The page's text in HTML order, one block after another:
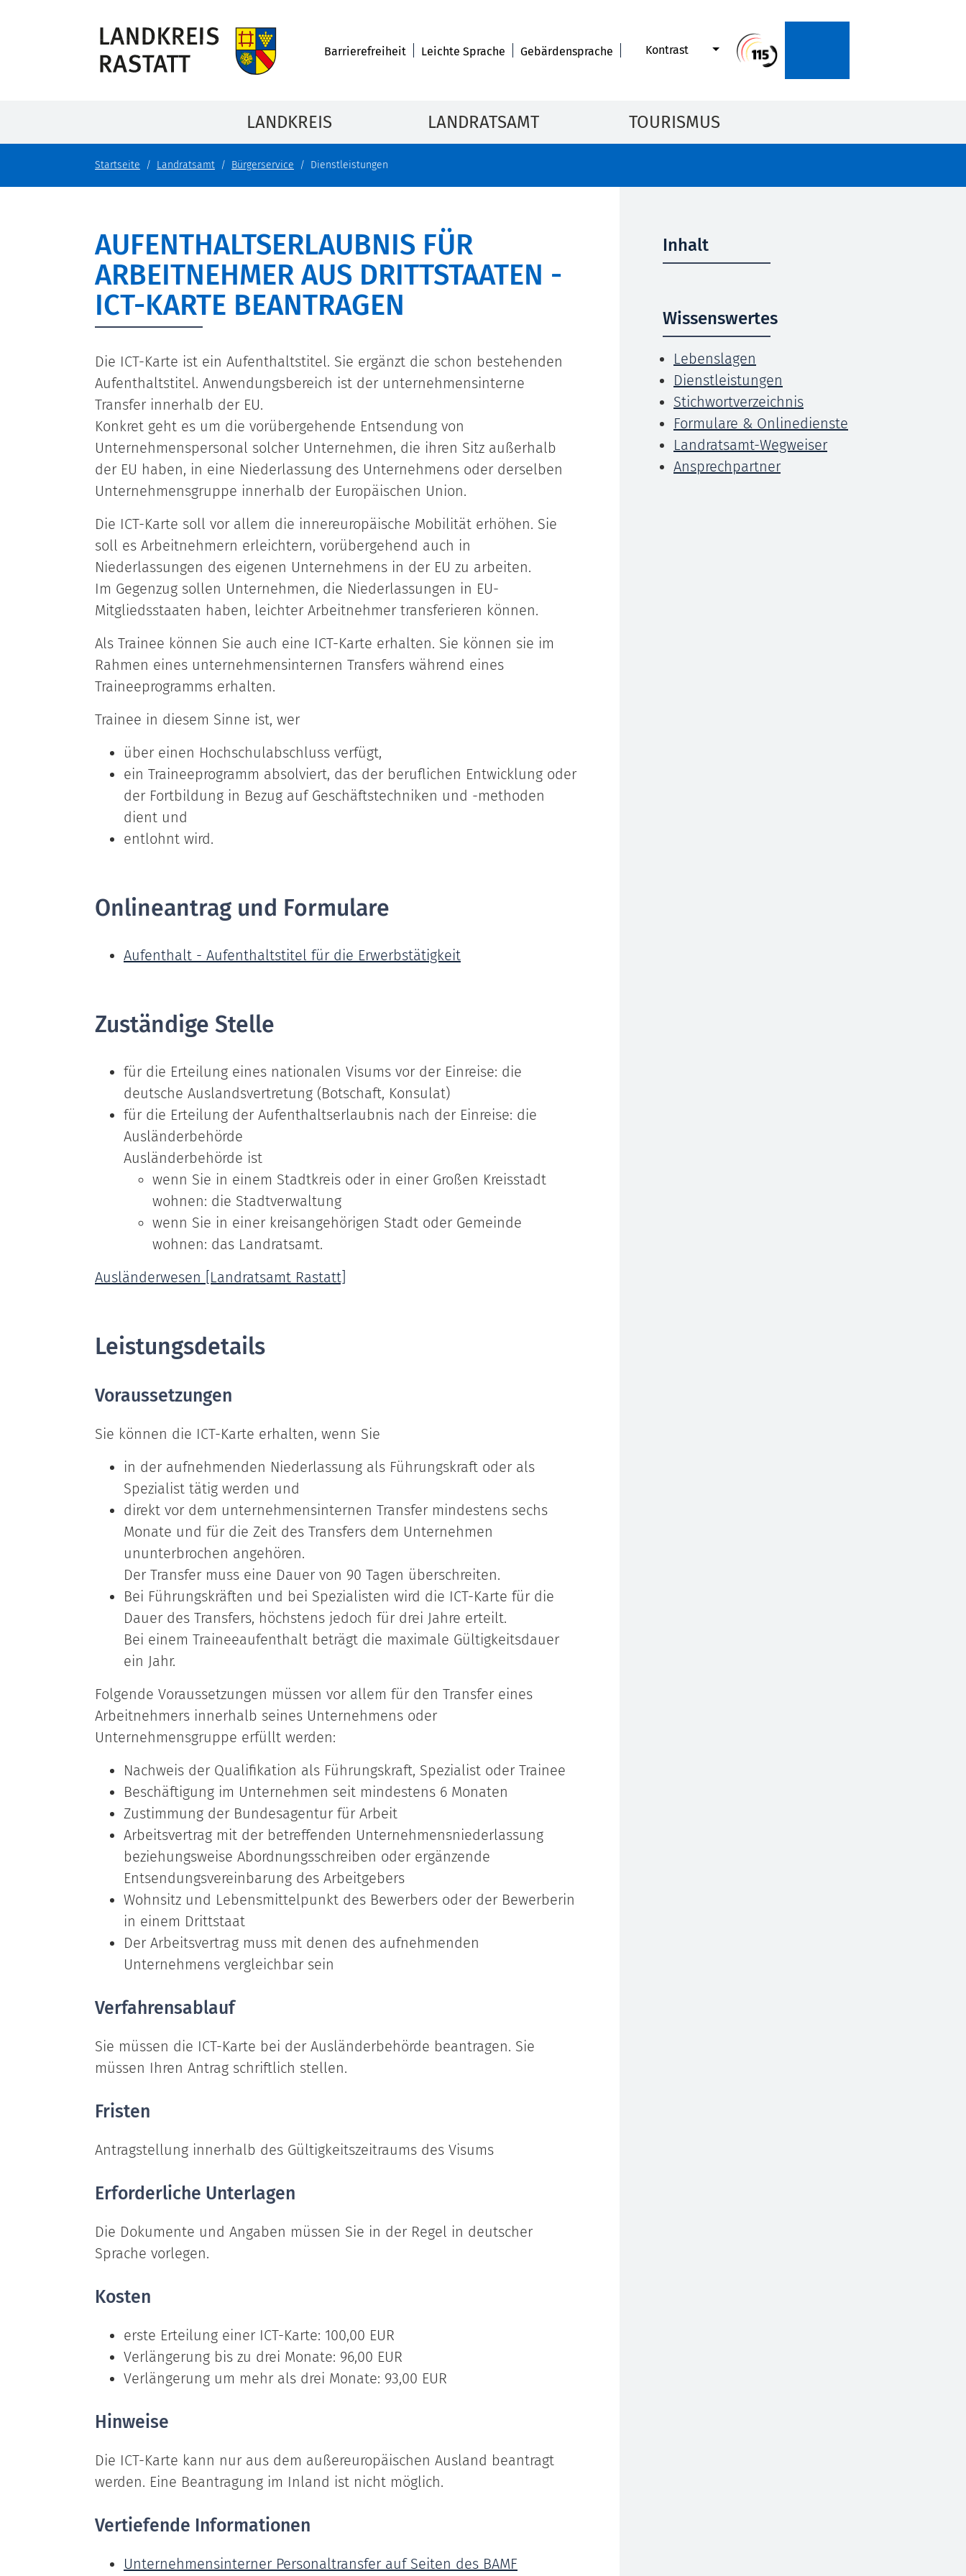
Barrierefreiheit Leichte Sprache Gebärdensprache Kontrast
LANDKREIS LANDRATSAMT TOURISMUS
Startseite Landratsamt Bürgerservice Dienstleistungen
AUFENTHALTSERLAUBNIS FÜR
ARBEITNEHMER AUS DRITTSTAATEN -
ICT-KARTE BEANTRAGEN
Die ICT-Karte ist ein Aufenthaltstitel. Sie ergänzt die schon bestehenden
Aufenthaltstitel. Anwendungsbereich ist der unternehmensinterne
Transfer innerhalb der EU.
Konkret geht es um die vorübergehende Entsendung von
Unternehmenspersonal solcher Unternehmen, die ihren Sitz außerhalb
der EU haben, in eine Niederlassung des Unternehmens oder derselben
Unternehmensgruppe innerhalb der Europäischen Union.
Die ICT-Karte soll vor allem die innereuropäische Mobilität erhöhen. Sie
soll es Arbeitnehmern erleichtern, vorübergehend auch in
Niederlassungen des eigenen Unternehmens in der EU zu arbeiten.
Im Gegenzug sollen Unternehmen, die Niederlassungen in EU-
Mitgliedsstaaten haben, leichter Arbeitnehmer transferieren können.
Als Trainee können Sie auch eine ICT-Karte erhalten. Sie können sie im
Rahmen eines unternehmensinternen Transfers während eines
Traineeprogramms erhalten.
Trainee in diesem Sinne ist, wer
über einen Hochschulabschluss verfügt,
ein Traineeprogramm absolviert, das der beruflichen Entwicklung oder
der Fortbildung in Bezug auf Geschäftstechniken und -methoden
dient und
entlohnt wird.
Onlineantrag und Formulare
Aufenthalt - Aufenthaltstitel für die Erwerbstätigkeit
Zuständige Stelle
für die Erteilung eines nationalen Visums vor der Einreise: die
deutsche Auslandsvertretung (Botschaft, Konsulat)
für die Erteilung der Aufenthaltserlaubnis nach der Einreise: die
Ausländerbehörde
Ausländerbehörde ist
wenn Sie in einem Stadtkreis oder in einer Großen Kreisstadt
wohnen: die Stadtverwaltung
wenn Sie in einer kreisangehörigen Stadt oder Gemeinde
wohnen: das Landratsamt.
Ausländerwesen [Landratsamt Rastatt]
Leistungsdetails
Voraussetzungen
Sie können die ICT-Karte erhalten, wenn Sie
in der aufnehmenden Niederlassung als Führungskraft oder als
Spezialist tätig werden und
direkt vor dem unternehmensinternen Transfer mindestens sechs
Monate und für die Zeit des Transfers dem Unternehmen
ununterbrochen angehören.
Der Transfer muss eine Dauer von 90 Tagen überschreiten.
Bei Führungskräften und bei Spezialisten wird die ICT-Karte für die
Dauer des Transfers, höchstens jedoch für drei Jahre erteilt.
Bei einem Traineeaufenthalt beträgt die maximale Gültigkeitsdauer
ein Jahr.
Folgende Voraussetzungen müssen vor allem für den Transfer eines
Arbeitnehmers innerhalb seines Unternehmens oder
Unternehmensgruppe erfüllt werden:
Nachweis der Qualifikation als Führungskraft, Spezialist oder Trainee
Beschäftigung im Unternehmen seit mindestens 6 Monaten
Zustimmung der Bundesagentur für Arbeit
Arbeitsvertrag mit der betreffenden Unternehmensniederlassung
beziehungsweise Abordnungsschreiben oder ergänzende
Entsendungsvereinbarung des Arbeitgebers
Wohnsitz und Lebensmittelpunkt des Bewerbers oder der Bewerberin
in einem Drittstaat
Der Arbeitsvertrag muss mit denen des aufnehmenden
Unternehmens vergleichbar sein
Verfahrensablauf
Sie müssen die ICT-Karte bei der Ausländerbehörde beantragen. Sie
müssen Ihren Antrag schriftlich stellen.
Fristen
Antragstellung innerhalb des Gültigkeitszeitraums des Visums
Erforderliche Unterlagen
Die Dokumente und Angaben müssen Sie in der Regel in deutscher
Sprache vorlegen.
Kosten
erste Erteilung einer ICT-Karte: 100,00 EUR
Verlängerung bis zu drei Monate: 96,00 EUR
Verlängerung um mehr als drei Monate: 93,00 EUR
Hinweise
Die ICT-Karte kann nur aus dem außereuropäischen Ausland beantragt
werden. Eine Beantragung im Inland ist nicht möglich.
Vertiefende Informationen
Unternehmensinterner Personaltransfer auf Seiten des BAMF
Inhalt
Wissenswertes
Lebenslagen
Dienstleistungen
Stichwortverzeichnis
Formulare & Onlinedienste
Landratsamt-Wegweiser
Ansprechpartner